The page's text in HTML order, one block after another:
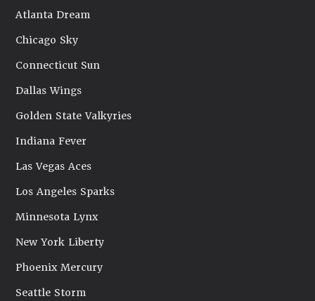
Atlanta Dream
Chicago Sky
Connecticut Sun
Dallas Wings
Golden State Valkyries
Indiana Fever
Las Vegas Aces
Los Angeles Sparks
Minnesota Lynx
New York Liberty
Phoenix Mercury
Seattle Storm